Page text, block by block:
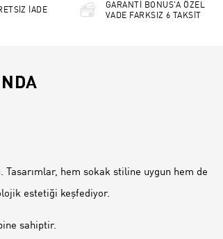
İADE
GARANTİ BONUS'A ÖZEL
VADE FARKSIZ 6 TAKSİT
Tasarımlar, hem sokak stiline uygun hem de
estetiği keşfediyor.
sahiptir.